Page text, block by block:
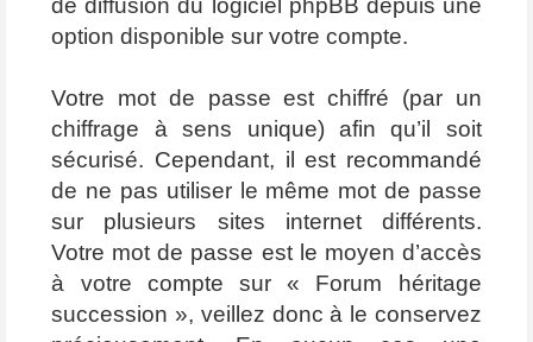
de diffusion du logiciel phpBB depuis une
option disponible sur votre compte.
Votre mot de passe est chiffré (par un
chiffrage à sens unique) afin qu’il soit
sécurisé. Cependant, il est recommandé
de ne pas utiliser le même mot de passe
sur plusieurs sites internet différents.
Votre mot de passe est le moyen d’accès
à votre compte sur « Forum héritage
succession », veillez donc à le conservez